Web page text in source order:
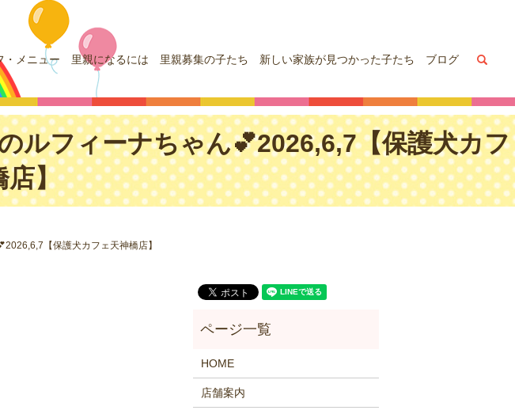
・メニュー 里親になるには 里親募集の子たち 新しい家族が見つかった子たち ブログ
ルフィーナちゃん💕2026,6,7【保護犬カフ
店】
【保護犬カフェ天神橋店】
HOME
店舗案内